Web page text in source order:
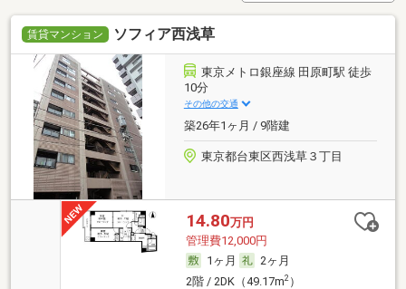
賃貸マンション ソフィア西浅草
東京メトロ銀座線 田原町駅 徒歩
10分
その他の交通
築26年1ヶ月 / 9階建
東京都台東区西浅草３丁目
14.80万円
管理費12,000円
1ヶ月
2ヶ月
2階 / 2DK（49.17m2）